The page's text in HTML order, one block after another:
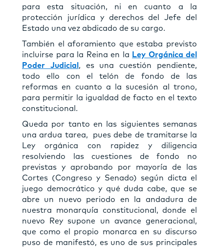
para esta situación, ni en cuanto a la
protección jurídica y derechos del Jefe del
Estado una vez abdicado de su cargo.
También el aforamiento que estaba previsto
incluirse para la Reina en la Ley Orgánica del
Poder Judicial , es una cuestión pendiente,
todo ello con el telón de fondo de las
reformas en cuanto a la sucesión al trono,
para permitir la igualdad de facto en el texto
constitucional.
Queda por tanto en las siguientes semanas
una ardua tarea, pues debe de tramitarse la
Ley orgánica con rapidez y diligencia
resolviendo las cuestiones de fondo no
previstas y aprobando por mayoría de las
Cortes (Congreso y Senado) según dicta el
juego democrático y qué duda cabe, que se
abre un nuevo periodo en la andadura de
nuestra monarquía constitucional, donde el
nuevo Rey supone un avance generacional,
que como el propio monarca en su discurso
puso de manifestó, es uno de sus principales